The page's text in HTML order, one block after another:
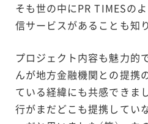
そも世の中にPR TIMESの
信サービスがあることも知
プロジェクト内容も魅力的
んが地方金融機関との提携
ている経緯にも共感できま
行がまだどこも提携してい